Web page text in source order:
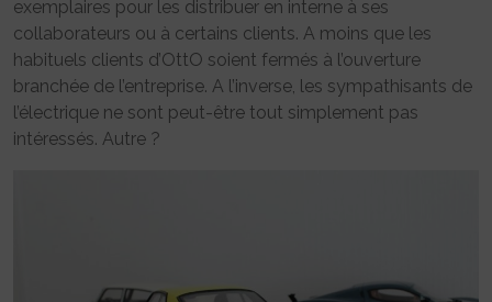
exemplaires pour les distribuer en interne à ses
collaborateurs ou à certains clients. A moins que les
habituels clients d’OttO soient fermés à l’ouverture
branchée de l’entreprise. A l’inverse, les sympathisants de
l’électrique ne sont peut-être tout simplement pas
intéressés. Autre ?